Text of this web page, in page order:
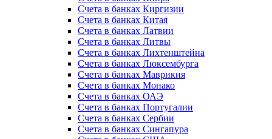
Счета в банках Киргизии
Счета в банках Китая
Счета в банках Латвии
Счета в банках Литвы
Счета в банках Лихтенштейна
Счета в банках Люксембурга
Счета в банках Маврикия
Счета в банках Монако
Счета в банках ОАЭ
Счета в банках Португалии
Счета в банках Сербии
Счета в банках Сингапура